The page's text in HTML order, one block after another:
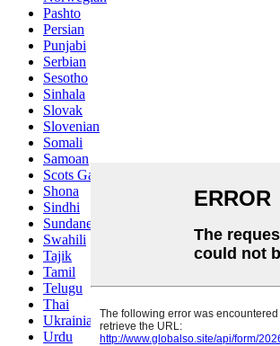
Pashto
Persian
Punjabi
Serbian
Sesotho
Sinhala
Slovak
Slovenian
Somali
Samoan
Scots Gaelic
Shona
Sindhi
Sundanese
Swahili
Tajik
Tamil
Telugu
Thai
Ukrainian
Urdu